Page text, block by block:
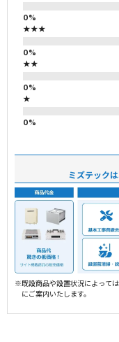
★★★
★★
★
ミズテックは
※既設商品や設置状況によって
にご案内いたします。